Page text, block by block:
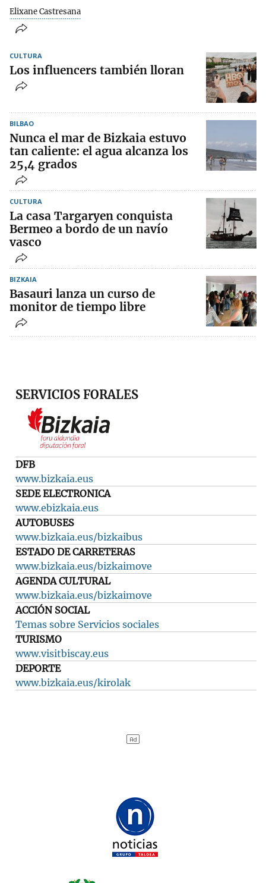
Elixane Castresana
CULTURA
Los influencers también lloran
BILBAO
Nunca el mar de Bizkaia estuvo
tan caliente: el agua alcanza los
25,4 grados
CULTURA
La casa Targaryen conquista
Bermeo a bordo de un navío
vasco
BIZKAIA
Basauri lanza un curso de
monitor de tiempo libre
SERVICIOS FORALES
DFB
www.bizkaia.eus
SEDE ELECTRONICA
www.ebizkaia.eus
AUTOBUSES
www.bizkaia.eus/bizkaibus
ESTADO DE CARRETERAS
www.bizkaia.eus/bizkaimove
AGENDA CULTURAL
www.bizkaia.eus/bizkaimove
ACCIÓN SOCIAL
Temas sobre Servicios sociales
TURISMO
www.visitbiscay.eus
DEPORTE
www.bizkaia.eus/kirolak